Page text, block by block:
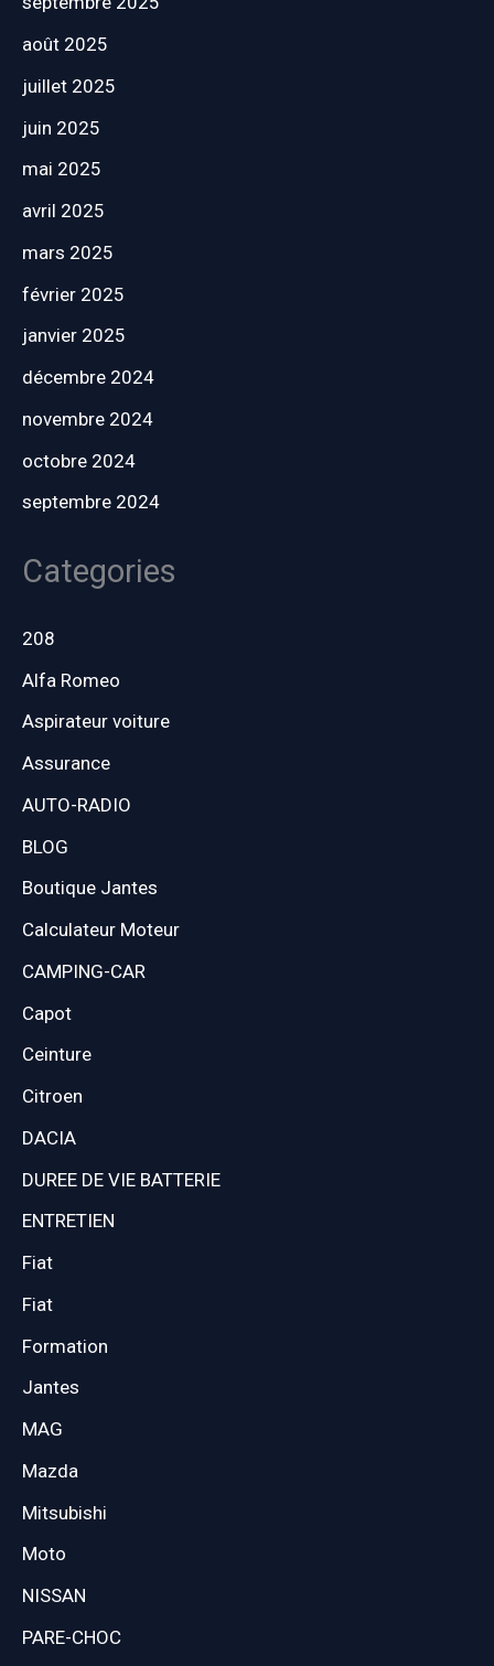
août 2025
juillet 2025
juin 2025
mai 2025
avril 2025
mars 2025
février 2025
janvier 2025
décembre 2024
novembre 2024
octobre 2024
septembre 2024
Categories
208
Alfa Romeo
Aspirateur voiture
Assurance
AUTO-RADIO
BLOG
Boutique Jantes
Calculateur Moteur
CAMPING-CAR
Capot
Ceinture
Citroen
DACIA
DUREE DE VIE BATTERIE
ENTRETIEN
Fiat
Fiat
Formation
Jantes
MAG
Mazda
Mitsubishi
Moto
NISSAN
PARE-CHOC